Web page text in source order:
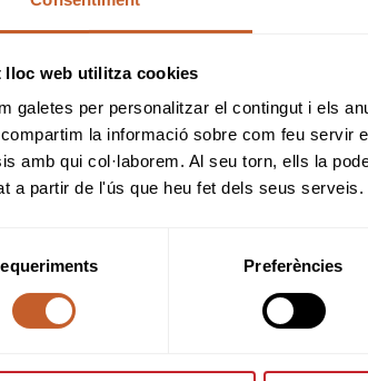
lloc web utilitza cookies
galetes per personalitzar el contingut i els
la informació sobre com feu servir
amb qui col·laborem. Al seu torn, ells la
a partir de l'ús que heu fet dels seus serveis.
Preferències